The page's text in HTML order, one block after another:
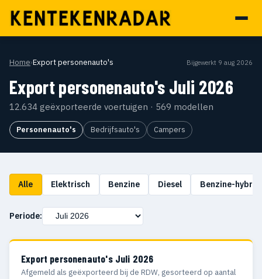
Home›Export personenauto's Bijgewerkt 9 aug 2026
Export personenauto's Juli 2026
12.634 geëxporteerde voertuigen · 569 modellen
Personenauto's Bedrijfsauto's Campers
Alle Elektrisch Benzine Diesel Benzine-
Periode:
Export personenauto's Juli 2026
Afgemeld als geëxporteerd bij de RDW, gesorteerd op aantal